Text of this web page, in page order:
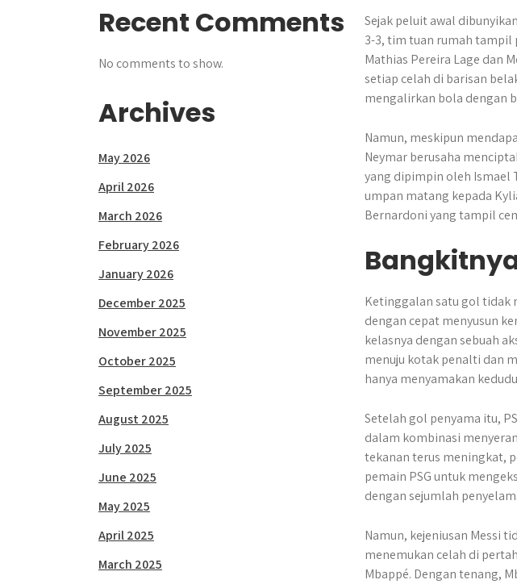
Sejak peluit awal
3-3, tim tuan rumah tampil
Mathias Pereira Lage dan
setiap celah di barisan
mengalirkan bola dengan
Namun, meskipun
Neymar berusaha
yang dipimpin oleh Ismael
umpan matang kepada
Bernardoni yang tampil
Bangkitnya
Ketinggalan satu gol tidak
dengan cepat menyusun
kelasnya dengan sebuah
menuju kotak penalti dan
hanya menyamakan
Setelah gol penyama itu,
dalam kombinasi
tekanan terus meningkat,
pemain PSG untuk
dengan sejumlah
Namun, kejeniusan Messi
menemukan celah di
Mbappé. Dengan tenang,
Recent Comments
No comments to show.
Archives
May 2026
April 2026
March 2026
February 2026
January 2026
December 2025
November 2025
October 2025
September 2025
August 2025
July 2025
June 2025
May 2025
April 2025
March 2025